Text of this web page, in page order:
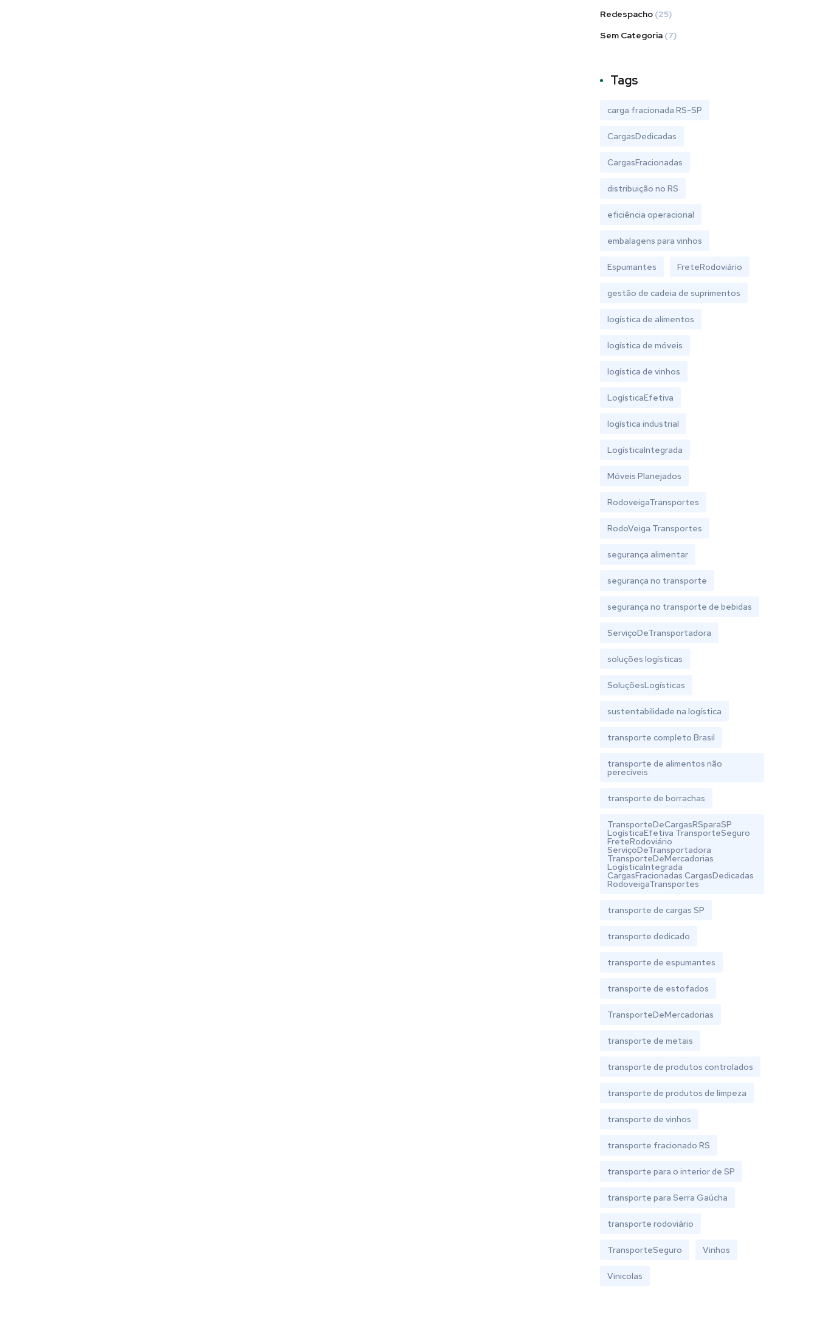
Redespacho (25)
Sem Categoria (7)
Tags
carga fracionada RS-SP
CargasDedicadas
CargasFracionadas
distribuição no RS
eficiência operacional
embalagens para vinhos
Espumantes FreteRodoviário
gestão de cadeia de suprimentos
logística de alimentos
logística de móveis
logística de vinhos
LogísticaEfetiva
logística industrial
LogísticaIntegrada
Móveis Planejados
RodoveigaTransportes
RodoVeiga Transportes
segurança alimentar
segurança no transporte
segurança no transporte de bebidas
ServiçoDeTransportadora
soluções logísticas
SoluçõesLogísticas
sustentabilidade na logística
transporte completo Brasil
transporte de alimentos não
perecíveis
transporte de borrachas
TransporteDeCargasRSparaSP
LogísticaEfetiva TransporteSeguro
FreteRodoviário
ServiçoDeTransportadora
TransporteDeMercadorias
LogísticaIntegrada
CargasFracionadas CargasDedicadas
RodoveigaTransportes
transporte de cargas SP
transporte dedicado
transporte de espumantes
transporte de estofados
TransporteDeMercadorias
transporte de metais
transporte de produtos controlados
transporte de produtos de limpeza
transporte de vinhos
transporte fracionado RS
transporte para o interior de SP
transporte para Serra Gaúcha
transporte rodoviário
TransporteSeguro Vinhos
Vinicolas